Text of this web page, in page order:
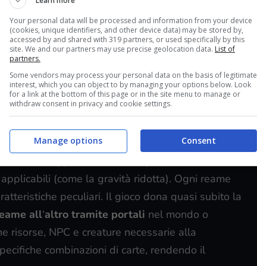
sociali e componenti late game che
stesso è ancora più
sistemi che si intersecano tra loro e che
contenuto ma di difficile digestione.
carte: bioma, maggiori e minori. Le prime
(come la gravità ridotta). Ogni reame
peculiari. Il gioco dona quasi subito la
all‘altro tramite portali nel mondo o
risorse, NPC e creature necessarie alla
combinazioni di carte, rendendo il
Your personal data will be processed and information from your device
(cookies, unique identifiers, and other device data) may be stored by,
accessed by and shared with 319 partners, or used specifically by this
site. We and our partners may use precise geolocation data. List of
partners.
Some vendors may process your personal data on the basis of legitimate
interest, which you can object to by managing your options below. Look
for a link at the bottom of this page or in the site menu to manage or
withdraw consent in privacy and cookie settings.
Consent
Manage options